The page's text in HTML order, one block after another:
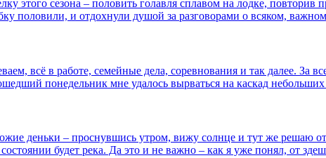
этого сезона – половить голавля сплавом на лодке,
половили, и отдохнули душой за разговорами о всяком,
всё в работе, семейные дела, соревнования и так далее. За
понедельник мне удалось вырваться на каскад
деньки – проснувшись утром, вижу солнце и тут же решаю
будет река. Да это и не важно – как я уже понял, от